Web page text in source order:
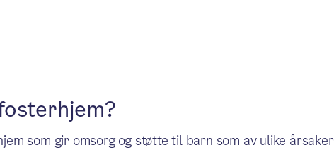
som gir omsorg og støtte til barn som av ulike årsaker